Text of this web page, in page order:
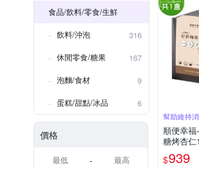
食品/飲料/零食/生鮮
飲料/沖泡
316
休閒零食/糖果
167
泡麵/食材
9
蛋糕/甜點/冰品
6
價格
-
幫助維持
順便幸
糖烤杏
蛋殼粉)
$939